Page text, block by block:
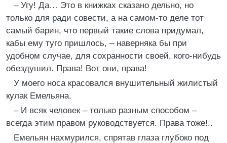
– Угу! Да… Это в книжках сказано дельно, но
только для ради совести, а на самом-то деле тот
самый барин, что первый такие слова придумал,
кабы ему туго пришлось, – наверняка бы при
удобном случае, для сохранности своей, кого-нибудь
обездушил. Права! Вот они, права!
У моего носа красовался внушительный жилистый
кулак Емельяна.
– И всяк человек – только разным способом –
всегда этим правом руководствуется. Права тоже!..
Емельян нахмурился, спрятав глаза глубоко под